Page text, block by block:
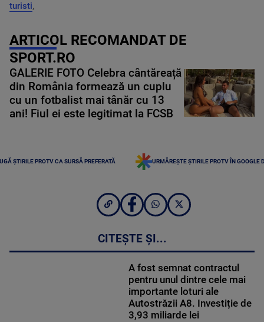
turisti,
ARTICOL RECOMANDAT DE
SPORT.RO
GALERIE FOTO Celebra cântăreață
din România formează un cuplu
cu un fotbalist mai tânăr cu 13
ani! Fiul ei este legitimat la FCSB
ȘTIRILE PROTV CA SURSĂ PREFERATĂ URMĂREȘTE ȘTIRILE PROTV ÎN GOOGLE
CITEȘTE ȘI...
A fost semnat contractul
pentru unul dintre cele mai
importante loturi ale
Autostrăzii A8. Investiție de
3,93 miliarde lei